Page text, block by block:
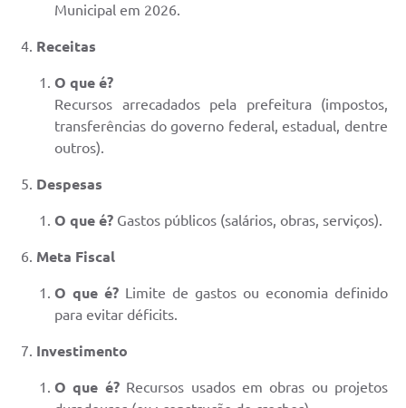
Municipal em 2026.
Receitas
O que é?
Recursos arrecadados pela prefeitura (impostos,
transferências do governo federal, estadual, dentre
outros).
Despesas
O que é? Gastos públicos (salários, obras, serviços).
Meta Fiscal
O que é? Limite de gastos ou economia definido
para evitar déficits.
Investimento
O que é?Recursos usados em obras ou projetos